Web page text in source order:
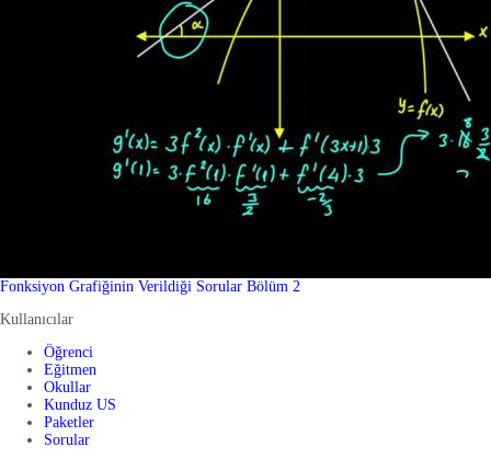
Fonksiyon Grafiğinin Verildiği Sorular Bölüm 2
Kullanıcılar
Öğrenci
Eğitmen
Okullar
Kunduz US
Paketler
Sorular